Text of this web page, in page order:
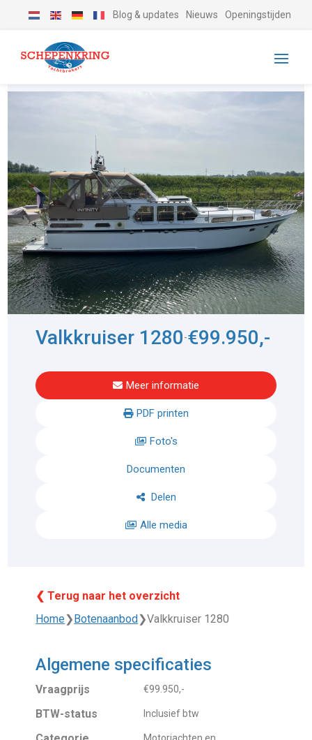
Blog & updates Nieuws Openingstijden
Valkkruiser 1280-€99.950,-
Meer informatie
PDF printen
Foto's
Documenten
Delen
Alle media
❮ Terug naar het overzicht
Home❯ Botenaanbod ❯Valkkruiser 1280
Algemene specificaties
Vraagprijs €99.950,-
BTW-status Inclusief btw